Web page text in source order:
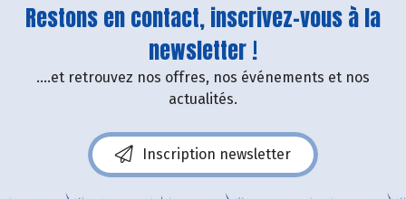
Restons en contact, inscrivez-vous à la
newsletter !
....et retrouvez nos offres, nos événements et nos
actualités.
Inscription newsletter